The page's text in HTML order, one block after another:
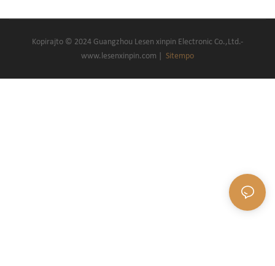
Kopirajto © 2024 Guangzhou Lesen xinpin Electronic Co.,Ltd.-
www.lesenxinpin.com |
Sitempo